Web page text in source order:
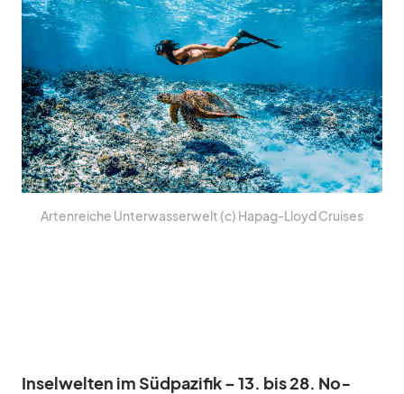
Ar­ten­rei­che Un­ter­was­ser­welt (c) Ha­pag-Lloyd Crui­ses
In­sel­wel­ten im Süd­pa­zi­fik – 13. bis 28. No­